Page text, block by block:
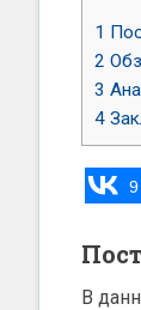
1
2
3
4
9
В